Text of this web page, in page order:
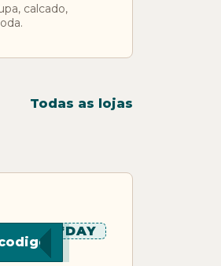
calcado,
Todas as lojas
******DAY